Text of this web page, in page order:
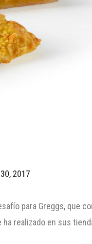
2017
para Greggs, que
realizado en sus